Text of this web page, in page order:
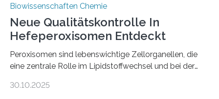
Biowissenschaften Chemie
Neue Qualitätskontrolle In
Hefeperoxisomen Entdeckt
Peroxisomen sind lebenswichtige Zellorganellen, die
eine zentrale Rolle im Lipidstoffwechsel und bei der
erfüllen können, müssen zahlreiche Enzyme präzise in
30.10.2025